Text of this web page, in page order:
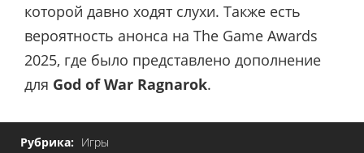
которой давно ходят слухи. Также есть
вероятность анонса на The Game Awards
2025, где было представлено дополнение
для God of War Ragnarok.
Рубрика: Игры